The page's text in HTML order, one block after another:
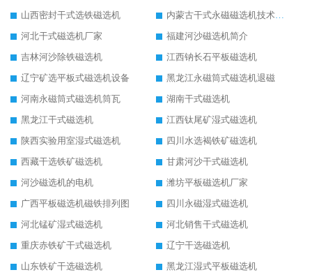
山西密封干式选铁磁选机
河北干式磁选机厂家
福建河沙磁选机简介
吉林河沙除铁磁选机
江西钠长石平板磁选机
辽宁矿选平板式磁选机设备
黑龙江永磁筒式磁选机退磁
河南永磁筒式磁选机筒瓦
湖南干式磁选机
黑龙江干式磁选机
江西钛尾矿湿式磁选机
陕西实验用室湿式磁选机
四川水选褐铁矿磁选机
西藏干选铁矿磁选机
甘肃河沙干式磁选机
河沙磁选机的电机
潍坊平板磁选机厂家
广西平板磁选机磁铁排列图
四川永磁湿式磁选机
河北锰矿湿式磁选机
河北销售干式磁选机
重庆赤铁矿干式磁选机
辽宁干选磁选机
山东铁矿干选磁选机
黑龙江湿式平板磁选机